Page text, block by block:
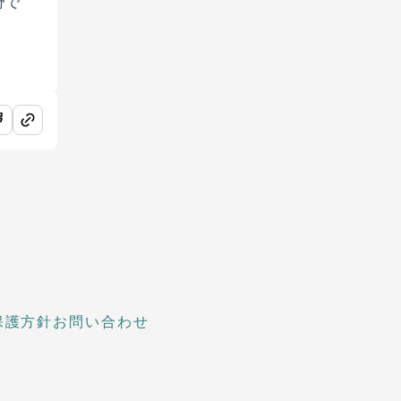
方針お問い合わせ